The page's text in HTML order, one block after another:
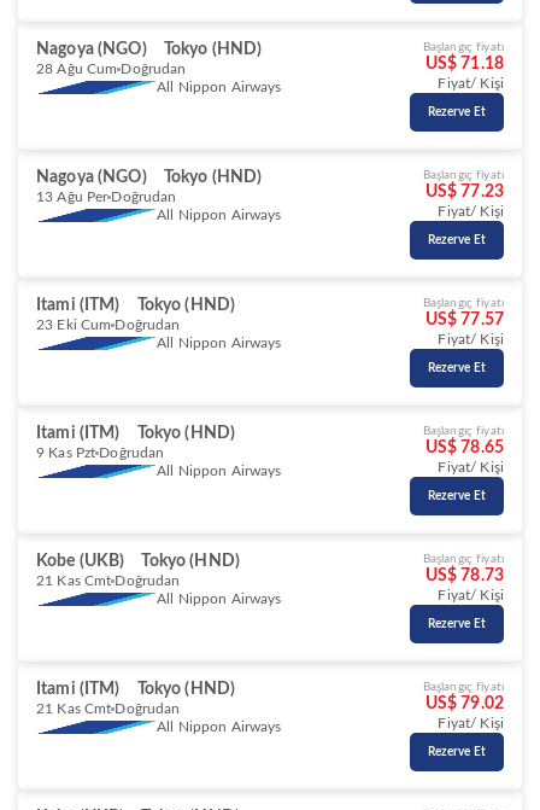
Nagoya (NGO) Tokyo (HND)
28 Ağu Cum Doğrudan
All Nippon Airways
Başlangıç fiyatı
US$ 71.18
Fiyat/ Kişi
Rezerve Et
Nagoya (NGO) Tokyo (HND)
13 Ağu Per Doğrudan
All Nippon Airways
Başlangıç fiyatı
US$ 77.23
Fiyat/ Kişi
Rezerve Et
Itami (ITM) Tokyo (HND)
23 Eki Cum Doğrudan
All Nippon Airways
Başlangıç fiyatı
US$ 77.57
Fiyat/ Kişi
Rezerve Et
Itami (ITM) Tokyo (HND)
9 Kas Pzt Doğrudan
All Nippon Airways
Başlangıç fiyatı
US$ 78.65
Fiyat/ Kişi
Rezerve Et
Kobe (UKB) Tokyo (HND)
21 Kas Cmt Doğrudan
All Nippon Airways
Başlangıç fiyatı
US$ 78.73
Fiyat/ Kişi
Rezerve Et
Itami (ITM) Tokyo (HND)
21 Kas Cmt Doğrudan
All Nippon Airways
Başlangıç fiyatı
US$ 79.02
Fiyat/ Kişi
Rezerve Et